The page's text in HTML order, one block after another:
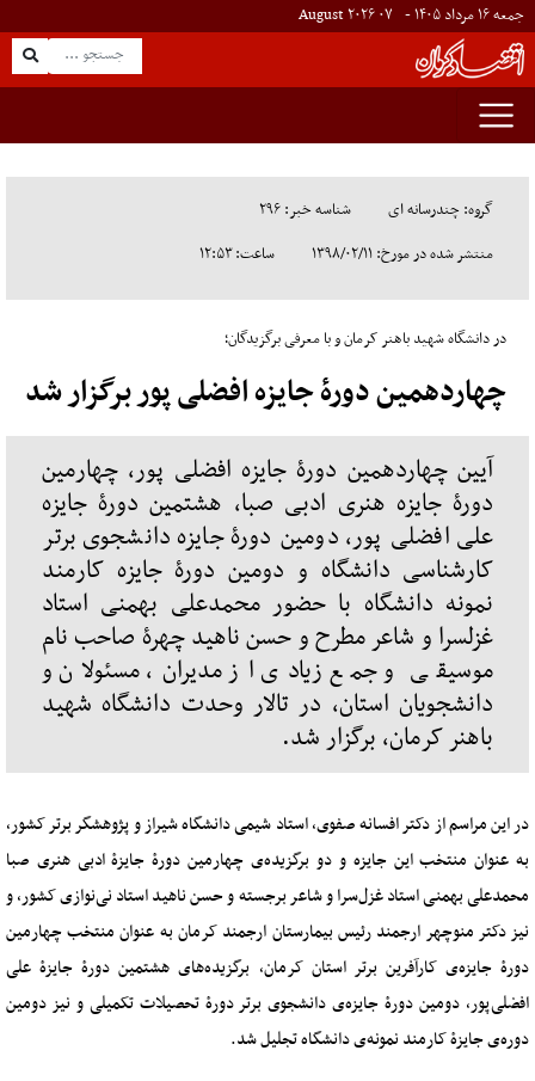
جمعه ۱۶ مرداد ۱۴۰۵ - ۰۷۲۰۲۶
گروه: چندرسانه ای
شناسه خبر: ۲۹۶
منتشر شده در مورخ: ۱۳۹۸/۰۲/۱۱
ساعت: ۱۲:۵۳
در دانشگاه شهید باهنر کرمان و با معرفی برگزیدگان؛
چهاردهمین دورۀ جایزه افضلی پور برگزار شد
آیین چهاردهمین دورۀ جایزه افضلی پور، چهارمین
دورۀ جایزه هنری ادبی صبا، هشتمین دورۀ جایزه
علی افضلی پور، دومین دورۀ جایزه دانشجوی برتر
کارشناسی دانشگاه و دومین دورۀ جایزه کارمند
نمونه دانشگاه با حضور محمدعلی بهمنی استاد
غزلسرا و شاعر مطرح و حسن ناهید چهرۀ صاحب نام
موسیقی و جمع زیادی از مدیران، مسئولان و
دانشجویان استان، در تالار وحدت دانشگاه شهید
باهنر کرمان، برگزار شد.
در این مراسم از دکتر افسانه صفوی، استاد شیمی دانشگاه شیراز و پژوهشگر برتر کشور،
به عنوان منتخب این جایزه و دو برگزیده‌ی چهارمین دورۀ جایزۀ ادبی هنری صبا
محمدعلی بهمنی استاد غزل‌سرا و شاعر برجسته و حسن ناهید استاد نی‌نوازی کشور، و
نیز دکتر منوچهر ارجمند رئیس بیمارستان ارجمند کرمان به عنوان منتخب چهارمین
دورۀ جایزه‌ی کارآفرین برتر استان کرمان، برگزیده‌های هشتمین دورۀ جایزۀ علی
افضلی‌پور، دومین دورۀ جایزه‌ی دانشجوی برتر دورۀ تحصیلات تکمیلی و نیز دومین
دوره‌ی جایزۀ کارمند نمونه‌ی دانشگاه تجلیل شد.